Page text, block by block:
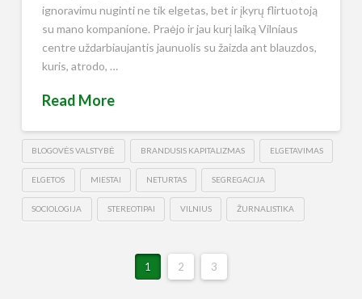
ignoravimu nuginti ne tik elgetas, bet ir įkyrų flirtuotoją
su mano kompanione. Praėjo ir jau kurį laiką Vilniaus
centre uždarbiaujantis jaunuolis su žaizda ant blauzdos,
kuris, atrodo, …
Read More
BLOGOVĖS VALSTYBĖ BRANDUSIS KAPITALIZMAS ELGETAVIMAS
ELGETOS MIESTAI NETURTAS SEGREGACIJA
SOCIOLOGIJA STEREOTIPAI VILNIUS ŽURNALISTIKA
1 2 3